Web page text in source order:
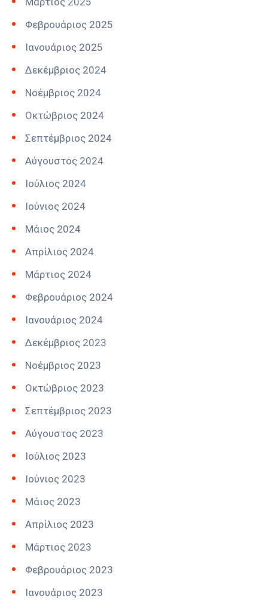
Φεβρουάριος 2025
Ιανουάριος 2025
Δεκέμβριος 2024
Νοέμβριος 2024
Οκτώβριος 2024
Σεπτέμβριος 2024
Αύγουστος 2024
Ιούλιος 2024
Ιούνιος 2024
Μάιος 2024
Απρίλιος 2024
Μάρτιος 2024
Φεβρουάριος 2024
Ιανουάριος 2024
Δεκέμβριος 2023
Νοέμβριος 2023
Οκτώβριος 2023
Σεπτέμβριος 2023
Αύγουστος 2023
Ιούλιος 2023
Ιούνιος 2023
Μάιος 2023
Απρίλιος 2023
Μάρτιος 2023
Φεβρουάριος 2023
Ιανουάριος 2023